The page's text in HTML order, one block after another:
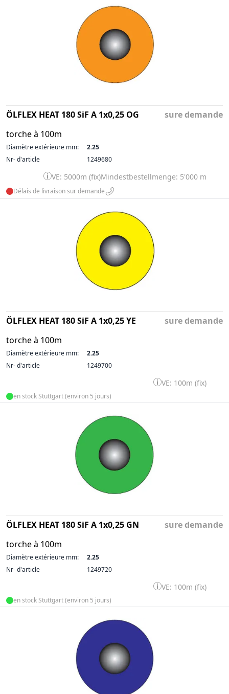
ÖLFLEX HEAT 180 SiF A 1x0,25 OG
torche à 100m
sure demande
Diamètre extérieure mm:
2.25
Nr- d'article
1249680
VE: 5000m (fix)Mindestbestellmenge: 5'000 m
Délais de livraison sur demande
ÖLFLEX HEAT 180 SiF A 1x0,25 YE
torche à 100m
sure demande
Diamètre extérieure mm:
2.25
Nr- d'article
1249700
VE: 100m (fix)
en stock Stuttgart (environ 5 jours)
ÖLFLEX HEAT 180 SiF A 1x0,25 GN
torche à 100m
sure demande
Diamètre extérieure mm:
2.25
Nr- d'article
1249720
VE: 100m (fix)
en stock Stuttgart (environ 5 jours)